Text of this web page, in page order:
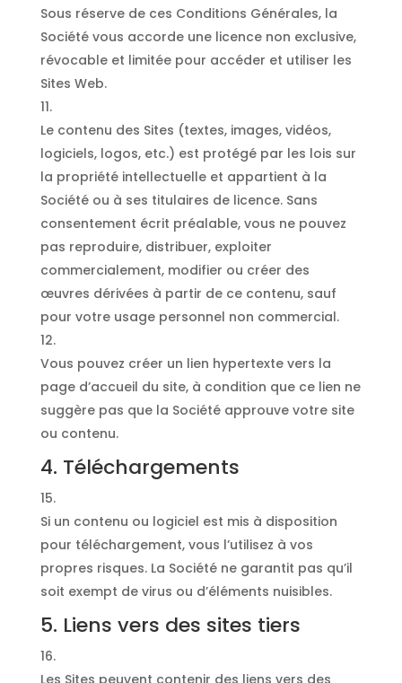
Sous réserve de ces Conditions Générales, la
Société vous accorde une licence non exclusive,
révocable et limitée pour accéder et utiliser les
Sites Web.
Le contenu des Sites (textes, images, vidéos,
logiciels, logos, etc.) est protégé par les lois sur
la propriété intellectuelle et appartient à la
Société ou à ses titulaires de licence. Sans
consentement écrit préalable, vous ne pouvez
pas reproduire, distribuer, exploiter
commercialement, modifier ou créer des
œuvres dérivées à partir de ce contenu, sauf
pour votre usage personnel non commercial.
Vous pouvez créer un lien hypertexte vers la
page d’accueil du site, à condition que ce lien ne
suggère pas que la Société approuve votre site
ou contenu.
4. Téléchargements
Si un contenu ou logiciel est mis à disposition
pour téléchargement, vous l’utilisez à vos
propres risques. La Société ne garantit pas qu’il
soit exempt de virus ou d’éléments nuisibles.
5. Liens vers des sites tiers
Les Sites peuvent contenir des liens vers des